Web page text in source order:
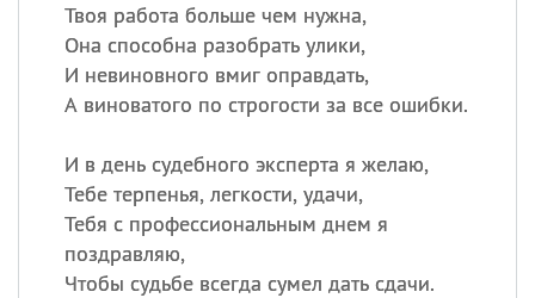
Твоя работа больше чем нужна,
Она способна разобрать улики,
И невиновного вмиг оправдать,
А виноватого по строгости за все ошибки.
И в день судебного эксперта я желаю,
Тебе терпенья, легкости, удачи,
Тебя с профессиональным днем я
поздравляю,
Чтобы судьбе всегда сумел дать сдачи.